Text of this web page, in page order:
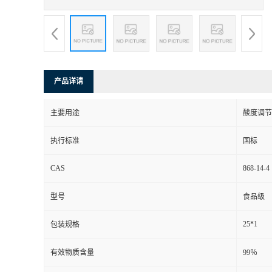
产品详请
主要用途 酸度调
执行标准 国标
CAS 868-14-4
型号 食品级
包装规格 25*1
有效物质含量 99％